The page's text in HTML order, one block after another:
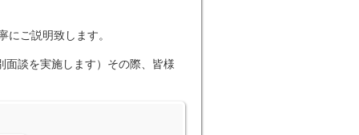
ご説明致します。
談を実施します）その際、皆様